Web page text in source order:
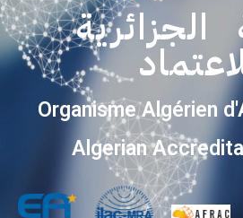
الجزائرية
Organisme Algérien
Algerian